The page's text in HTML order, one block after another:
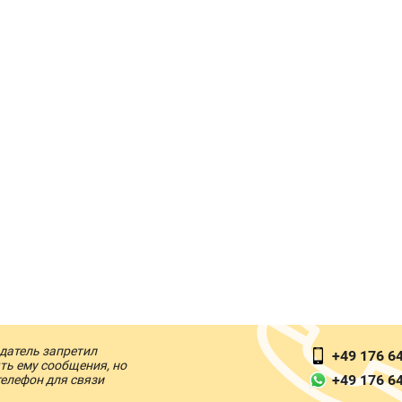
запретил
ему сообщения, но
для связи
+49 176
+49 176